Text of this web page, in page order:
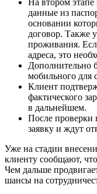
На втором этапе
данные из
основании
договор. Также
проживания.
адреса, это
Дополнительно
мобильного для
Клиент
фактического
в дальнейшем.
После проверки
заявку и ждут
Уже на стадии
клиенту сообщают,
Чем дальше
шансы на